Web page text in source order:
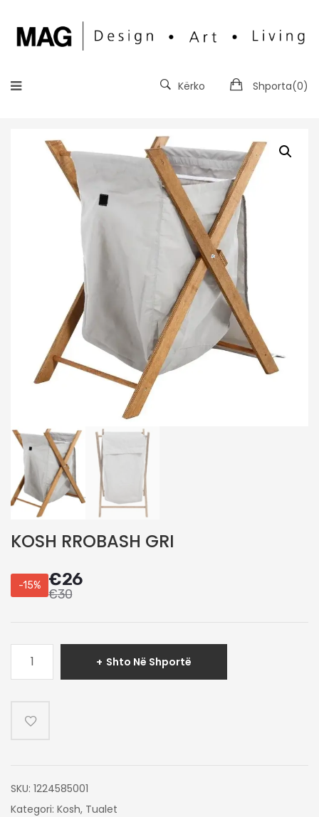
Shporta(0)
Kërko
KOSH RROBASH GRI
-15% €26
€30
KOSH
Shto Në Shportë
SKU: 1224585001
Kategori: Kosh, Tualet